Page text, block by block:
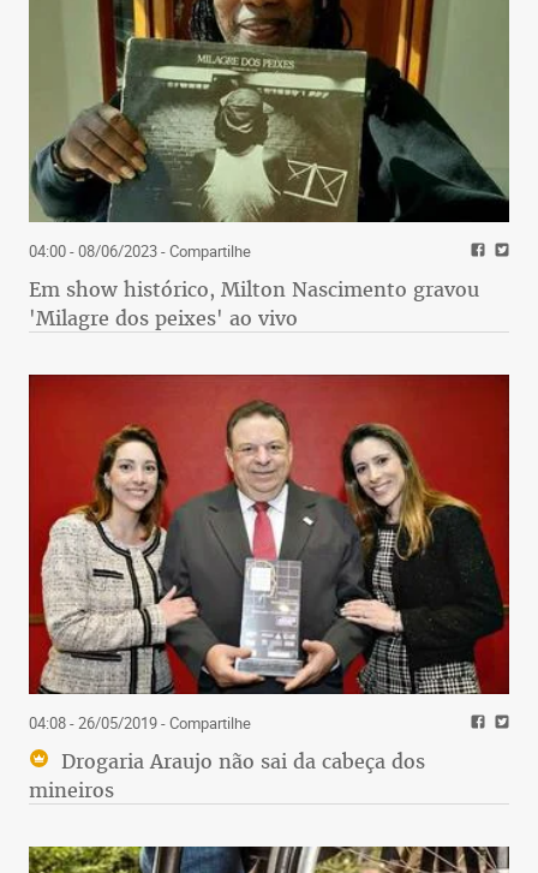
04:00 - 08/06/2023- Compartilhe
Em show histórico, Milton Nascimento gravou
'Milagre dos peixes' ao vivo
04:08 - 26/05/2019- Compartilhe
Drogaria Araujo não sai da cabeça dos
mineiros